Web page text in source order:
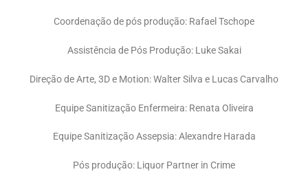
Coordenação de pós produção: Rafael Tschope
Assistência de Pós Produção: Luke Sakai
Direção de Arte, 3D e Motion: Walter Silva e Lucas Carvalho
Equipe Sanitização Enfermeira: Renata Oliveira
Equipe Sanitização Assepsia: Alexandre Harada
Pós produção: Liquor Partner in Crime